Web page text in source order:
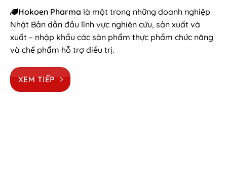
Hokoen Pharma là một trong những doanh nghiệp
Nhật Bản dẫn đầu lĩnh vực nghiên cứu, sản xuất và
xuất – nhập khẩu các sản phẩm thực phẩm chức năng
và chế phẩm hỗ trợ điều trị.
XEM TIẾP